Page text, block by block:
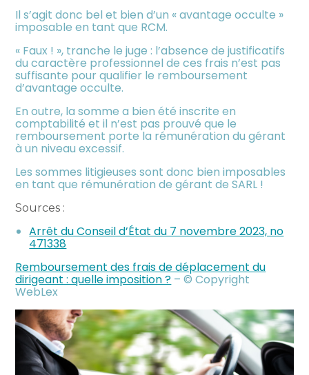
Il s’agit donc bel et bien d’un « avantage occulte »
imposable en tant que RCM.
« Faux ! », tranche le juge : l’absence de justificatifs
du caractère professionnel de ces frais n’est pas
suffisante pour qualifier le remboursement
d’avantage occulte.
En outre, la somme a bien été inscrite en
comptabilité et il n’est pas prouvé que le
remboursement porte la rémunération du gérant
à un niveau excessif.
Les sommes litigieuses sont donc bien imposables
en tant que rémunération de gérant de SARL !
Sources :
Arrêt du Conseil d’État du 7 novembre 2023, no
471338
Remboursement des frais de déplacement du
dirigeant : quelle imposition ? – © Copyright
WebLex